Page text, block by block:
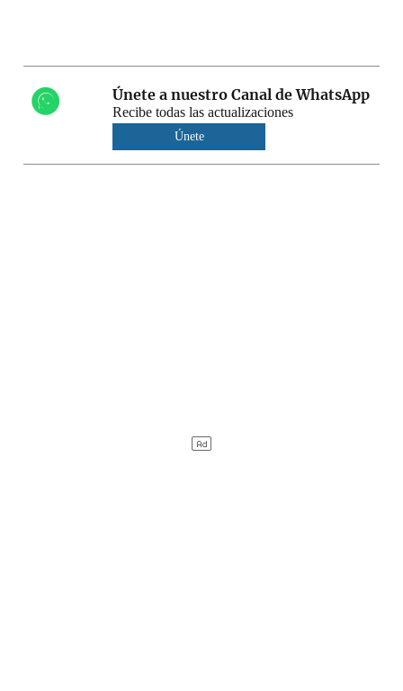
Únete a nuestro Canal de WhatsApp
Recibe todas las actualizaciones
Únete